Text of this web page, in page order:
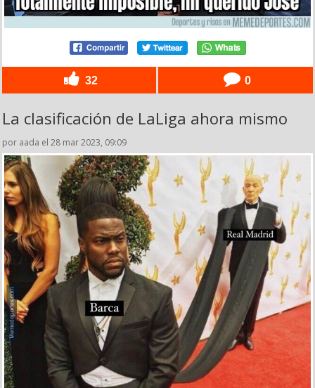
32 0
La clasificación de LaLiga ahora mismo
por aada el 28 mar 2023, 09:09